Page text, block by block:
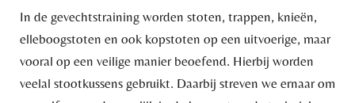
In de gevechtstraining worden stoten, trappen, knieën,
elleboogstoten en ook kopstoten op een uitvoerige, maar
vooral op een veilige manier beoefend. Hierbij worden
veelal stootkussens gebruikt. Daarbij streven we ernaar om